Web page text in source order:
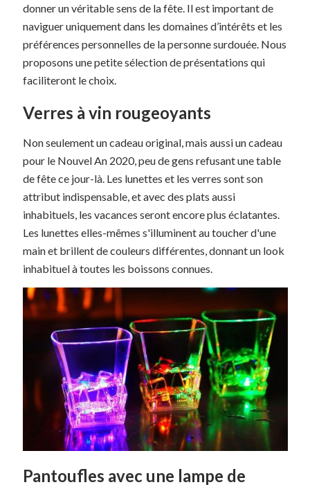
donner un véritable sens de la fête. Il est important de
naviguer uniquement dans les domaines d’intérêts et les
préférences personnelles de la personne surdouée. Nous
proposons une petite sélection de présentations qui
faciliteront le choix.
Verres à vin rougeoyants
Non seulement un cadeau original, mais aussi un cadeau
pour le Nouvel An 2020, peu de gens refusant une table
de fête ce jour-là. Les lunettes et les verres sont son
attribut indispensable, et avec des plats aussi
inhabituels, les vacances seront encore plus éclatantes.
Les lunettes elles-mêmes s'illuminent au toucher d'une
main et brillent de couleurs différentes, donnant un look
inhabituel à toutes les boissons connues.
Pantoufles avec une lampe de